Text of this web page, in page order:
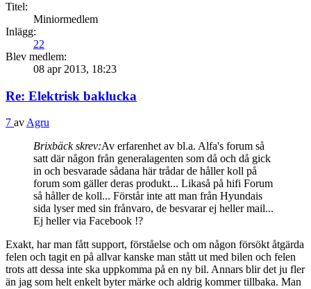
Titel:
Miniormedlem
Inlägg:
22
Blev medlem:
08 apr 2013, 18:23
Re: Elektrisk baklucka
7 avAgru
Brixbäck skrev:Av erfarenhet av bl.a. Alfa's forum så
satt där någon från generalagenten som då och då gick
in och besvarade sådana här trådar de håller koll på
forum som gäller deras produkt... Likaså på hifi Forum
så håller de koll... Förstår inte att man från Hyundais
sida lyser med sin frånvaro, de besvarar ej heller mail...
Ej heller via Facebook !?
Exakt, har man fått support, förståelse och om någon försökt åtgärda
felen och tagit en på allvar kanske man stått ut med bilen och felen
trots att dessa inte ska uppkomma på en ny bil. Annars blir det ju fler
än jag som helt enkelt byter märke och aldrig kommer tillbaka. Man